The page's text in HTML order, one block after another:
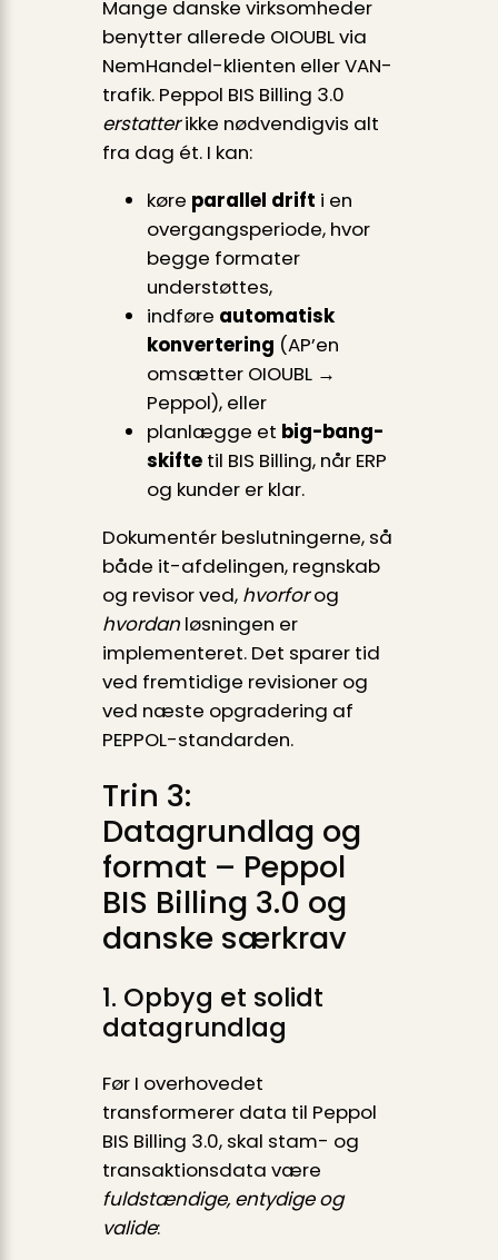
Mange danske virksomheder
benytter allerede OIOUBL via
NemHandel-klienten eller VAN-
trafik. Peppol BIS Billing 3.0
erstatterikke nødvendigvis alt
fra dag ét. I kan:
køre parallel drift i en
overgangsperiode, hvor
begge formater
understøttes,
indføre automatisk
konvertering (AP’en
omsætter OIOUBL →
Peppol), eller
planlægge et big-bang-
skiftetil BIS Billing, når ERP
og kunder er klar.
Dokumentér beslutningerne, så
både it-afdelingen, regnskab
og revisor ved, hvorforog
hvordanløsningen er
implementeret. Det sparer tid
ved fremtidige revisioner og
ved næste opgradering af
PEPPOL-standarden.
Trin 3:
Datagrundlag og
format – Peppol
BIS Billing 3.0 og
danske særkrav
1. Opbyg et solidt
datagrundlag
Før I overhovedet
transformerer data til Peppol
BIS Billing 3.0, skal stam- og
transaktionsdata være
fuldstændige, entydige og
valide: